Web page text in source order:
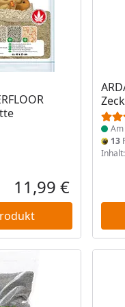
Aktueller
11,99 €
13
Inhalt: